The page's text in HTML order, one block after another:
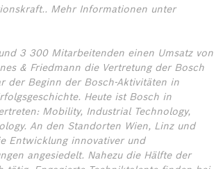
Mehr Informationen unter
3 300 Mitarbeitenden einen Umsatz von
& Friedmann die Vertretung der Bosch
der Beginn der Bosch-Aktivitäten in
Heute ist Bosch in
Mobility, Industrial Technology,
An den Standorten Wien, Linz und
Entwicklung innovativer und
angesiedelt. Nahezu die Hälfte der